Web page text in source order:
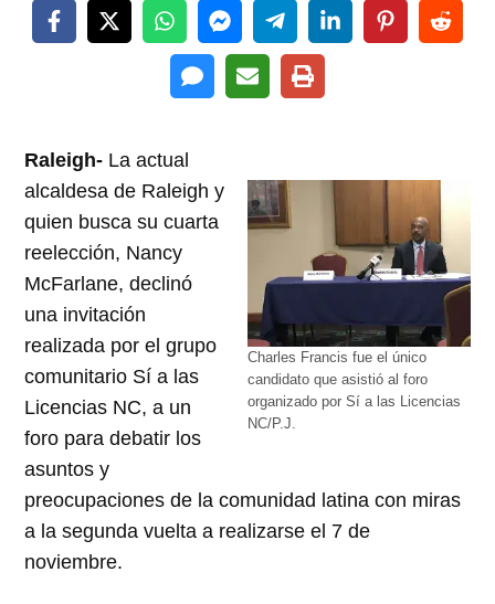
Charles Francis fue el único
candidato que asistió al foro
organizado por Sí a las Licencias
NC/P.J.
Raleigh- La actual
alcaldesa de Raleigh y
quien busca su cuarta
reelección, Nancy
McFarlane, declinó
una invitación
realizada por el grupo
comunitario Sí a las
Licencias NC, a un
foro para debatir los
asuntos y
preocupaciones de la comunidad latina con miras
a la segunda vuelta a realizarse el 7 de
noviembre.